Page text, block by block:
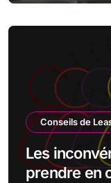
Conseils de
Les
prendre en